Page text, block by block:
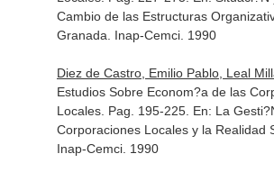
Cambio de las Estructuras
Granada. Inap-Cemci. 1990
Diez de Castro, Emilio Pablo, Leal
Estudios Sobre Econom?a de las
Locales. Pag. 195-225. En: La
Corporaciones Locales y la Realidad
Inap-Cemci. 1990